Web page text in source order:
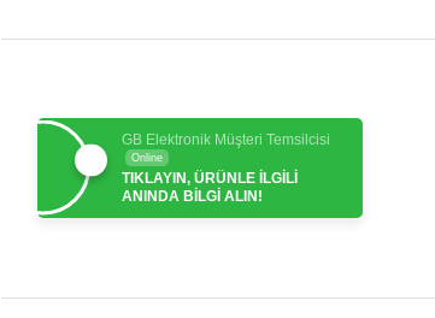
GB Elektronik Müşteri Temsilcisi
Online
TIKLAYIN, ÜRÜNLE İLGİLİ
ANINDA BİLGİ ALIN!